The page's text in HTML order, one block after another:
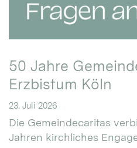
50 Jahre
Erzbistum Köln
23. Juli 2026
Die Gemeindecaritas
Jahren kirchliches